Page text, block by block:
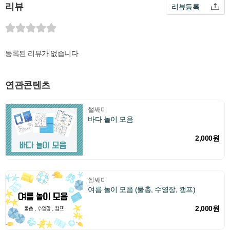
리뷰 리뷰등록
등록된 리뷰가 없습니다
연관콘텐츠
썰쌔미
바다 놀이 모음
2,000원
썰쌔미
여름 놀이 모음 (물총, 수영장, 캠프)
2,000원